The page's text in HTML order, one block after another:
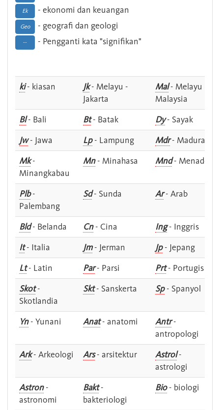
Ek - ekonomi dan keuangan
Geo - geografi dan geologi
-- - Pengganti kata "signifikan"
ki- kiasan Jk- Melayu -
Jakarta
Mal- Melayu -
Malaysia
Bl- Bali Bt- Batak Dy- Sayak
Jw- Jawa Lp- Lampung Mdr- Madura
Mk-
Minangkabau
Mn- Minahasa Mnd- Menado
Plb-
Palembang
Sd- Sunda Ar- Arab
Bld- Belanda Cn- Cina Ing- Inggris
It- Italia Jm- Jerman Jp- Jepang
Lt- Latin Par- Parsi Prt- Portugis
Skot-
Skotlandia
Skt- Sanskerta Sp- Spanyol
Yn- Yunani Anat- anatomi Antr-
antropologi
Ark- Arkeologi Ars- arsitektur Astrol-
astrologi
Astron-
astronomi
Bakt-
bakteriologi
Bio- biologi